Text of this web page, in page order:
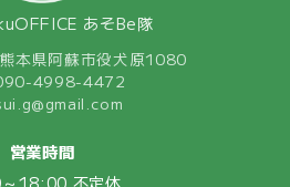
あそBe隊
本県阿蘇市役犬原1080
4998-4472
営業時間
18:00 不定休